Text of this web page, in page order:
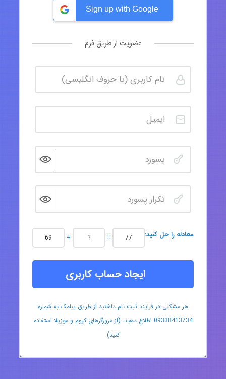
Sign up with Google
عضویت از طریق فرم
:معادله را حل کنید + =
ایجاد حساب کاربری
هر مشکلی در فرایند ثبت نام داشتید از طریق پیامک به شماره
09338413734 اطلاع دهید. (از مرورگرهای کروم و موزیلا استفاده
کنید)